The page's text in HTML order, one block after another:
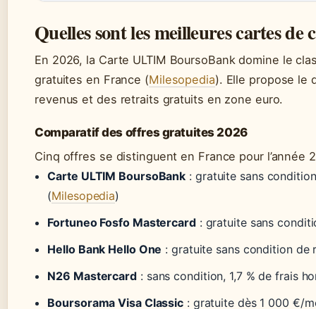
Quelles sont les meilleures cartes de
En 2026, la Carte ULTIM BoursoBank domine le
gratuites en France (Milesopedia). Elle propose le
revenus et des retraits gratuits en zone euro.
Comparatif des offres gratuites 2026
Cinq offres se distinguent en France pour l’année
Carte ULTIM BoursoBank : gratuite sans
(Milesopedia)
Fortuneo Fosfo Mastercard: gratuite sans
Hello Bank Hello One : gratuite sans condition de
N26 Mastercard : sans condition, 1,7 % de frais
Boursorama Visa Classic : gratuite dès 1 000 €/